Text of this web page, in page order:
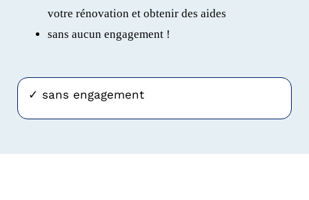
✓ sans engagement
votre rénovation et obtenir des aides
sans aucun engagement !